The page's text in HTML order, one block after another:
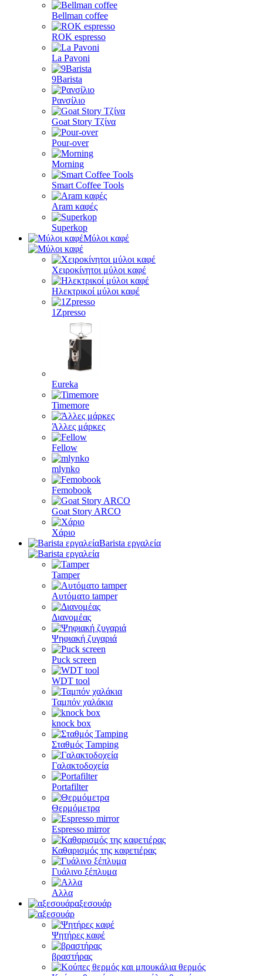
Bellman coffee
ROK espresso
La Pavoni
9Barista
Ρανσίλιο
Goat Story Τζίνα
Pour-over
Morning
Smart Coffee Tools
Aram καφές
Superkop
Μύλοι καφέ
Χειροκίνητοι μύλοι καφέ
Ηλεκτρικοί μύλοι καφέ
1Zpresso
Eureka
Timemore
Άλλες μάρκες
Fellow
mlynko
Femobook
Goat Story ARCO
Χάριο
Barista εργαλεία
Tamper
Αυτόματο tamper
Διανομέας
Ψηφιακή ζυγαριά
Puck screen
WDT tool
Ταμπόν χαλάκια
knock box
Σταθμός Tamping
Γαλακτοδοχεία
Portafilter
Θερμόμετρα
Espresso mirror
Καθαρισμός της καφετιέρας
Γυάλινο ξέπλυμα
Αλλα
αξεσουάρ
Ψητήρες καφέ
βραστήρας